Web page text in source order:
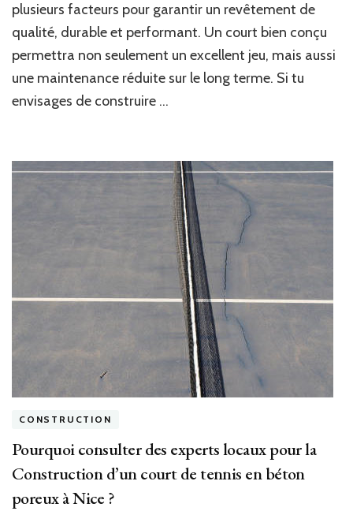
du
revêtement
la
Construction
tennis
en
plusieurs facteurs pour garantir un revêtement de
qualité, durable et performant. Un court bien conçu
permettra non seulement un excellent jeu, mais aussi
une maintenance réduite sur le long terme. Si tu
envisages de construire …
CONSTRUCTION
Pourquoi consulter des experts locaux pour la
Construction d’un court de tennis en béton
poreux à Nice ?